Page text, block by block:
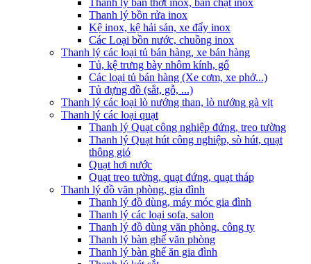
Thanh lý bàn thớt inox, bàn chặt inox
Thanh lý bồn rửa inox
Kệ inox, kệ hải sản, xe đẩy inox
Các Loại bồn nước, chuồng inox
Thanh lý các loại tủ bán hàng, xe bán hàng
Tủ, kệ trưng bày nhôm kính, gổ
Các loại tủ bán hàng (Xe cơm, xe phở...)
Tủ đựng đồ (sắt, gỗ, ...)
Thanh lý các loại lò nướng than, lò nướng gà vịt
Thanh lý các loại quạt
Thanh lý Quạt công nghiệp đứng, treo tường
Thanh lý Quạt hút công nghiệp, sò hút, quạt
thông gió
Quạt hơi nước
Quạt treo tường, quạt đứng, quạt tháp
Thanh lý đồ văn phòng, gia đình
Thanh lý đồ dùng, máy móc gia đình
Thanh lý các loại sofa, salon
Thanh lý đồ dùng văn phòng, công ty
Thanh lý bàn ghế văn phòng
Thanh lý bàn ghế ăn gia đình